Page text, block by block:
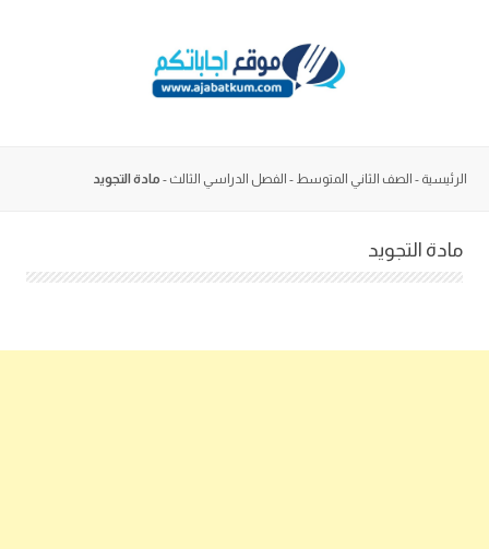
الرئيسية - الصف الثاني المتوسط - الفصل الدراسي الثالث - مادة التجويد
مادة التجويد